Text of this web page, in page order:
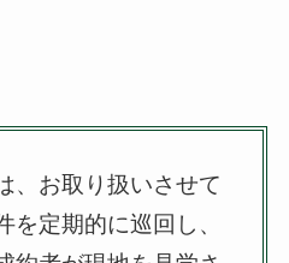
、お取り扱いさせて
を定期的に巡回し、